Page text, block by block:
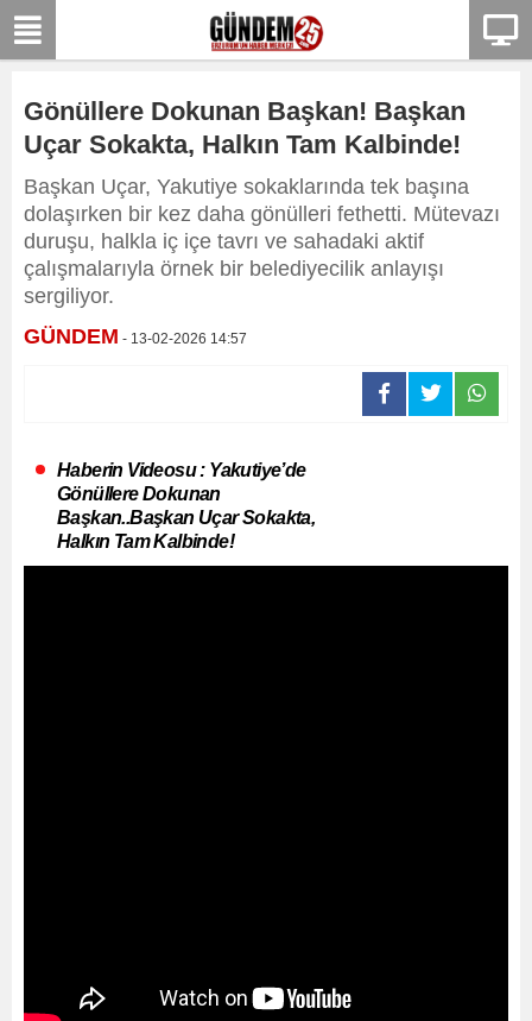
Gönüllere Dokunan Başkan! Başkan
Uçar Sokakta, Halkın Tam Kalbinde!
Başkan Uçar, Yakutiye sokaklarında tek başına
dolaşırken bir kez daha gönülleri fethetti. Mütevazı
duruşu, halkla iç içe tavrı ve sahadaki aktif
çalışmalarıyla örnek bir belediyecilik anlayışı
sergiliyor.
GÜNDEM - 13-02-2026 14:57
Haberin Videosu : Yakutiye’de
Gönüllere Dokunan
Başkan..Başkan Uçar Sokakta,
Halkın Tam Kalbinde!